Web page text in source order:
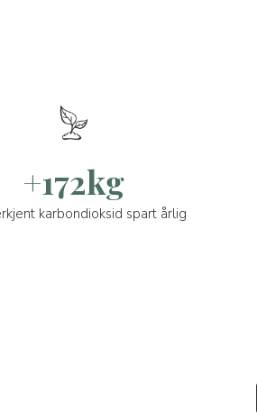
+172kg
karbondioksid spart årlig